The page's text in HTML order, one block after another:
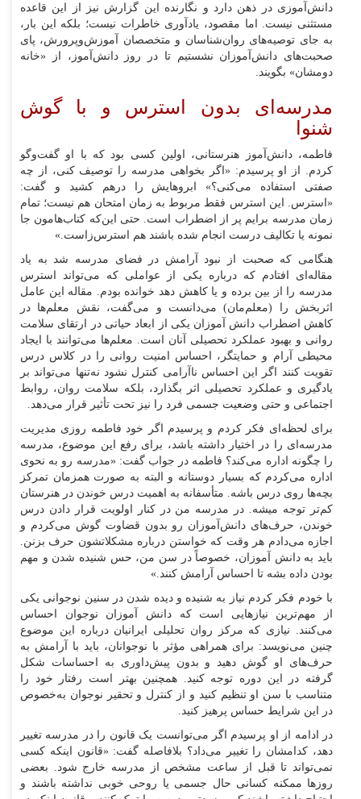
دانش‌آموزی در ذهن دارد و نگارنده این گزارش نیز از این قاعده
مستثنی نیست. اما مقصود، یادآوری خاطرات نیست؛ بلکه این بار،
به جای توصیه‌های روان‌شناسان و متخصصان آموزش‌وپرورش، پای
صحبت‌های دانش‌آموزان نشستیم تا در روز دانش‌آموز، از «خانه
دومشان» بگویند.
مدرسه‌ای بدون استرس و با گوش
شنوا
فاطمه، دانش‌آموز هنرستانی، اولین کسی بود که با او گفت‌و‌گو
کردم. از او پرسیدم: «اگر بخواهی مدرسه را توصیف کنی، از چه
صفتی استفاده می‌کنی؟» ابروهایش را درهم کشید و گفت:
«استرس. این استرس فقط مربوط به زمان امتحان هم نیست؛ تمام
زمان مدرسه برایم پر از اضطراب است. حتی این‌که کتاب‌هامون جا
نمونه یا تکالیف درست انجام شده باشند هم استرس‌زاست.»
هنگامی که صحبت از نبود آرامش در فضای مدرسه شد به یاد
مقاله‌ای افتادم که درباره یکی از عواملی که می‌تواند استرس
مدرسه را از بین برده و یا کاهش دهد خوانده بودم. مقاله این عامل
اثربخش را (معلم‌مان) می‌دانست و می‌گفت، نقش معلم‌ها در
کاهش اضطراب دانش آموزان یکی از ابعاد حیاتی در ارتقای سلامت
روانی و بهبود عملکرد تحصیلی آنان است. معلم‌ها می‌توانند با ایجاد
محیطی آرام و حمایتگر، احساس امنیت روانی را در کلاس درس
تقویت کنند اگر این احساس ناآرامی کنترل نشود نه‌تنها می‌تواند بر
یادگیری و عملکرد تحصیلی اثر بگذارد، بلکه سلامت روان، روابط
اجتماعی و حتی وضعیت جسمی فرد را نیز تحت تأثیر قرار می‌دهد.
برای لحظه‌ای فکر کردم و پرسیدم اگر خود فاطمه روزی مدیریت
مدرسه‌ای را در اختیار داشته باشد، برای رفع این موضوع، مدرسه
را چگونه اداره می‌کند؟ فاطمه در جواب گفت: «مدرسه رو به نحوی
اداره می‌کردم که بسیار دوستانه و البته به صورت همزمان تمرکز
بچه‌ها روی درس باشه. متأسفانه به اهمیت درس خوندن در هنرستان
کم‌تر توجه میشه. در مدرسه من در کنار اولویت قرار دادن درس
خوندن، حرف‌های دانش‌آموزان رو بدون قضاوت گوش می‌کردم و
اجازه می‌دادم هر وقت که خواستن درباره مشکلاتشون حرف بزنن.
باید به دانش آموزان، خصوصاً در سن من، حس شنیده شدن و مهم
بودن داده بشه تا احساس آرامش کنند.»
با خودم فکر کردم نیاز به شنیده و دیده شدن در سنین نوجوانی یکی
از مهم‌ترین نیاز‌هایی است که دانش آموزان نوجوان احساس
می‌کنند. نیازی که مرکز روان تحلیلی ایرانیان درباره این موضوع
چنین می‌نویسد: برای همراهی مؤثر با نوجوانان، باید با آرامش به
حرف‌های او گوش دهید و بدون پیش‌داوری به احساسات شکل
گرفته در این دوره توجه کنید. همچنین بهتر است رفتار خود را
متناسب با سن او تنظیم کنید و از کنترل و تحقیر نوجوان به‌خصوص
در این شرایط حساس پرهیز کنید.
در ادامه از او پرسیدم اگر می‌توانست یک قانون را در مدرسه تغییر
دهد، کدامشان را تغییر می‌داد؟ بلافاصله گفت: «قانون اینکه کسی
نمی‌تواند تا قبل از ساعت مشخص از مدرسه خارج شود. بعضی
روز‌ها ممکنه کسانی حال جسمی یا روحی خوبی نداشته باشند و